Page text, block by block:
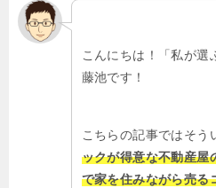
こんにちは！「私が選
藤池です！
こちらの記事ではそう
ックが得意な不動産屋
で家を住みながら売る